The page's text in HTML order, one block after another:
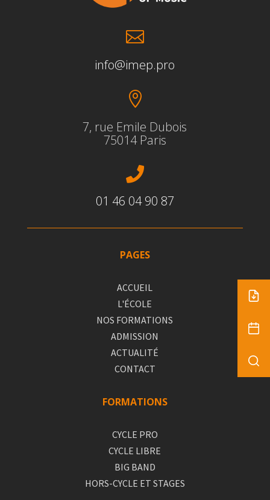

info@imep.pro

7, rue Emile Dubois
75014 Paris

01 46 04 90 87
PAGES
ACCUEIL
L'ÉCOLE
NOS FORMATIONS
ADMISSION
ACTUALITÉ
CONTACT
FORMATIONS
CYCLE PRO
CYCLE LIBRE
BIG BAND
HORS-CYCLE ET STAGES